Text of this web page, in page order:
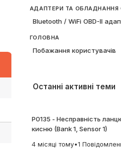
АДАПТЕРИ ТА ОБЛАДНАННЯ
Bluetooth / WiFi OBD-II
ГОЛОВНА
Побажання користувачів
Останні активні теми
P0135 - Несправність
кисню (Bank 1, Sensor 1)
4 місяці тому•1